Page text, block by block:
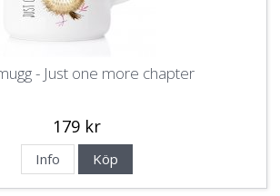
- Just one more chapter
179 kr
Info Köp